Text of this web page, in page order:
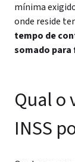
mínima
onde reside
tempo de
somado
Qual o
INSS